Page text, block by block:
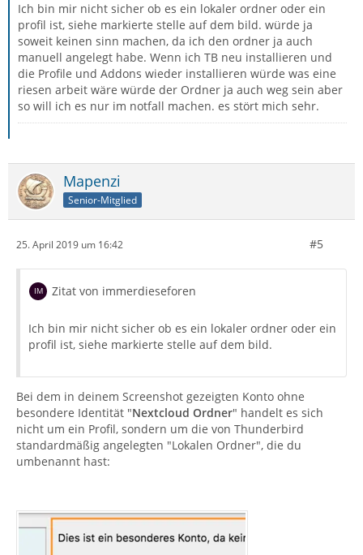
Ich bin mir nicht sicher ob es ein lokaler ordner oder ein
profil ist, siehe markierte stelle auf dem bild. würde ja
soweit keinen sinn machen, da ich den ordner ja auch
manuell angelegt habe. Wenn ich TB neu installieren und
die Profile und Addons wieder installieren würde was eine
riesen arbeit wäre würde der Ordner ja auch weg sein aber
so will ich es nur im notfall machen. es stört mich sehr.
Mapenzi
Senior-Mitglied
25. April 2019 um 16:42 #5
Zitat von immerdieseforen
Ich bin mir nicht sicher ob es ein lokaler ordner oder ein
profil ist, siehe markierte stelle auf dem bild.
Bei dem in deinem Screenshot gezeigten Konto ohne
besondere Identität "Nextcloud Ordner" handelt es sich
nicht um ein Profil, sondern um die von Thunderbird
standardmäßig angelegten "Lokalen Ordner", die du
umbenannt hast: